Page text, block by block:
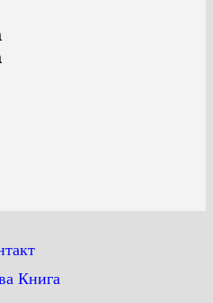
Книга